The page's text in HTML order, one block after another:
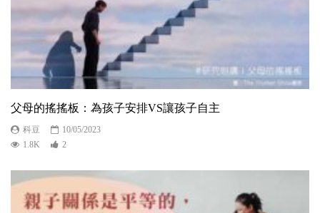
父母的搖搖板：為孩子安排VS讓孩子自主
科豆
10/05/2023
1.8K
2